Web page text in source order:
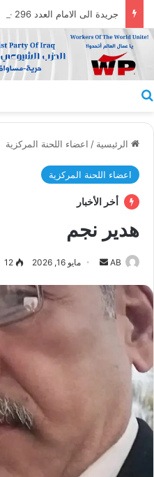
جريدة الى الامام العدد 296 – 28/07/2026
الرئيسية / اعضاء اللحنة المركزية
اعضاء اللحنة المركزية
أخر الأخبار
هدير نجم
AB
أرسل مايو 16, 2026 12